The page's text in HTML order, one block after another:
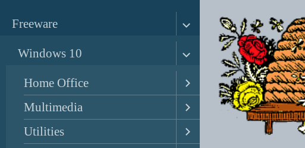
Freeware
Windows 10
Home Office
Multimedia
Utilities